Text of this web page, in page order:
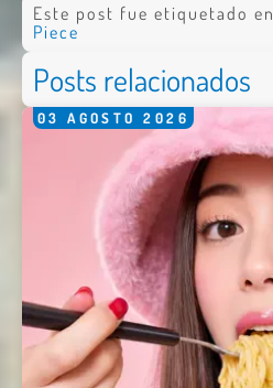
Este post fue etiquetado en
Piece
Posts relacionados
03 AGOSTO 2026